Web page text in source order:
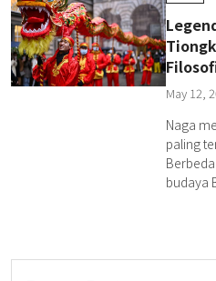
May 12,
Naga
paling
budaya